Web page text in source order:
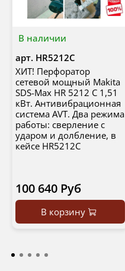
В наличии
арт. HR5212C
ХИТ! Перфоратор
сетевой мощный Makita
SDS-Max HR 5212 C 1,51
кВт. Антивибрационная
система AVT. Два режима
работы: сверление с
ударом и долбление, в
кейсе HR5212C
100 640 Руб
В корзину